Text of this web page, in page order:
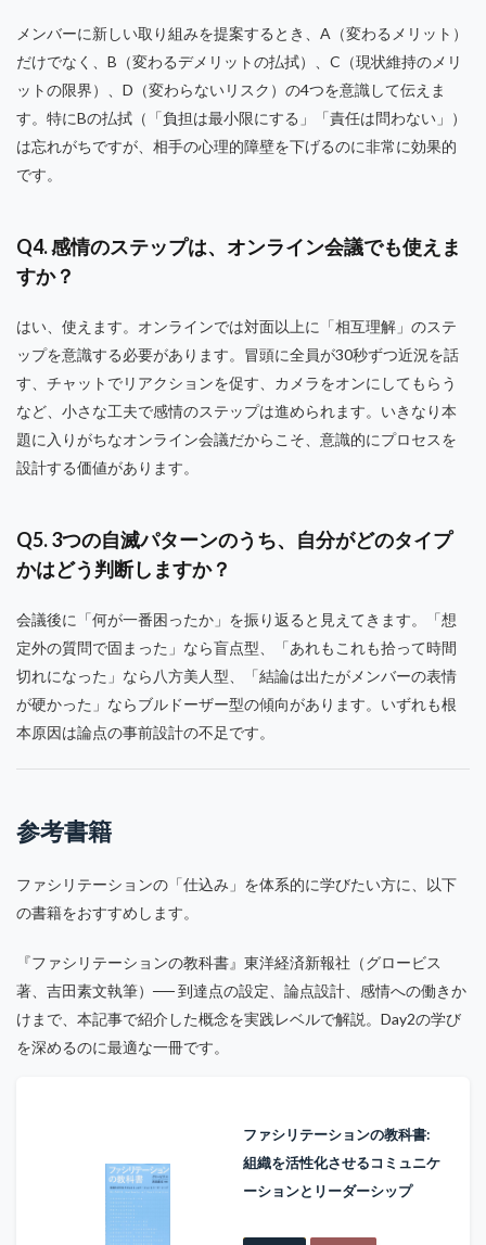
メンバーに新しい取り組みを提案するとき、A（変わるメリット）
だけでなく、B（変わるデメリットの払拭）、C（現状維持のメリ
ットの限界）、D（変わらないリスク）の4つを意識して伝えま
す。特にBの払拭（「負担は最小限にする」「責任は問わない」）
は忘れがちですが、相手の心理的障壁を下げるのに非常に効果的
です。
Q4. 感情のステップは、オンライン会議でも使えま
すか？
はい、使えます。オンラインでは対面以上に「相互理解」のステ
ップを意識する必要があります。冒頭に全員が30秒ずつ近況を話
す、チャットでリアクションを促す、カメラをオンにしてもらう
など、小さな工夫で感情のステップは進められます。いきなり本
題に入りがちなオンライン会議だからこそ、意識的にプロセスを
設計する価値があります。
Q5. 3つの自滅パターンのうち、自分がどのタイプ
かはどう判断しますか？
会議後に「何が一番困ったか」を振り返ると見えてきます。「想
定外の質問で固まった」なら盲点型、「あれもこれも拾って時間
切れになった」なら八方美人型、「結論は出たがメンバーの表情
が硬かった」ならブルドーザー型の傾向があります。いずれも根
本原因は論点の事前設計の不足です。
参考書籍
ファシリテーションの「仕込み」を体系的に学びたい方に、以下
の書籍をおすすめします。
『ファシリテーションの教科書』東洋経済新報社（グロービス
著、吉田素文執筆）── 到達点の設定、論点設計、感情への働きか
けまで、本記事で紹介した概念を実践レベルで解説。Day2の学び
を深めるのに最適な一冊です。
ファシリテーションの教科書:
組織を活性化させるコミュニケ
ーションとリーダーシップ